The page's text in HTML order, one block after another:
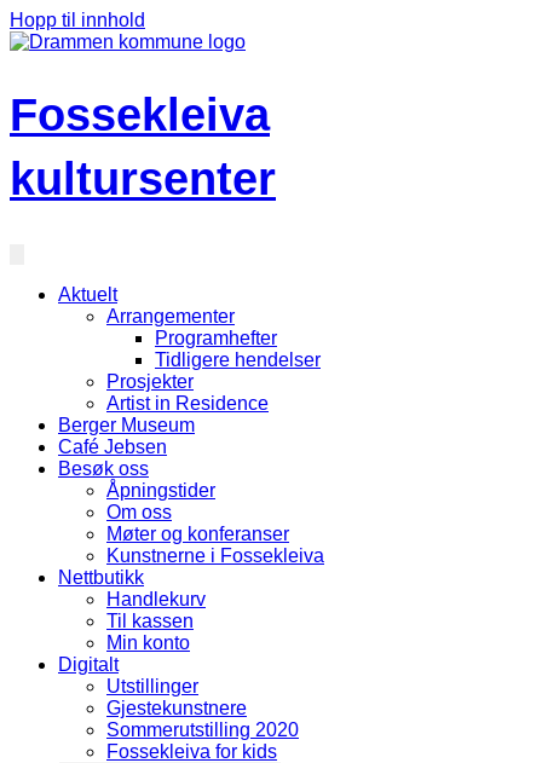
Hopp til innhold
Fossekleiva
kultursenter
Aktuelt
Arrangementer
Programhefter
Tidligere hendelser
Prosjekter
Artist in Residence
Berger Museum
Café Jebsen
Besøk oss
Åpningstider
Om oss
Møter og konferanser
Kunstnerne i Fossekleiva
Nettbutikk
Handlekurv
Til kassen
Min konto
Digitalt
Utstillinger
Gjestekunstnere
Sommerutstilling 2020
Fossekleiva for kids